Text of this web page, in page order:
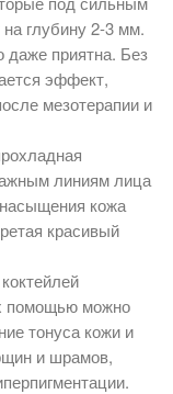
глубину 2-3 мм.
даже приятна. Без
эффект,
мезотерапии и
линиям лица
кожа
красивый
помощью можно
тонуса кожи и
и шрамов,